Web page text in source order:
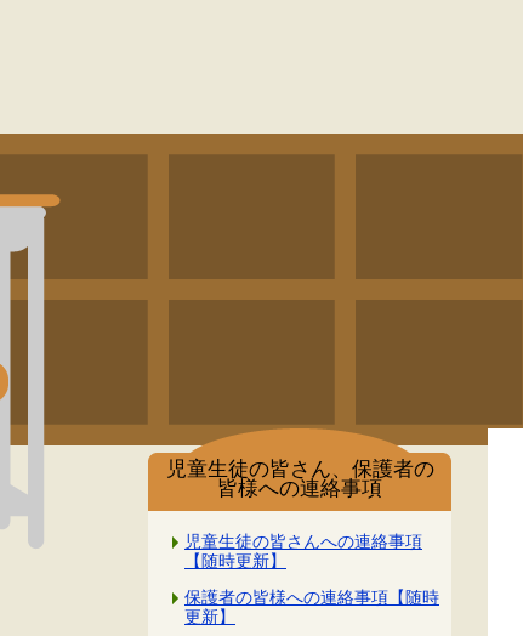
児童生徒の皆さん、保護者の
皆様への連絡事項
児童生徒の皆さんへの連絡事項
【随時更新】
保護者の皆様への連絡事項【随時
更新】